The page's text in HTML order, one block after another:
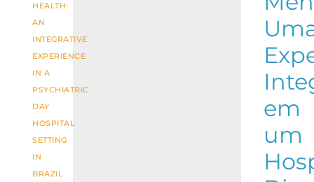
HEALTH:
AN
INTEGRATIVE
EXPERIENCE
IN A
PSYCHIATRIC
DAY
HOSPITAL
SETTING
IN
BRAZIL
em
um